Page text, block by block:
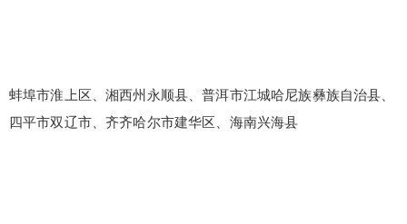
蚌埠市淮上区、湘西州永顺县、普洱市江城哈尼族彝族自治县、
四平市双辽市、齐齐哈尔市建华区、海南兴海县